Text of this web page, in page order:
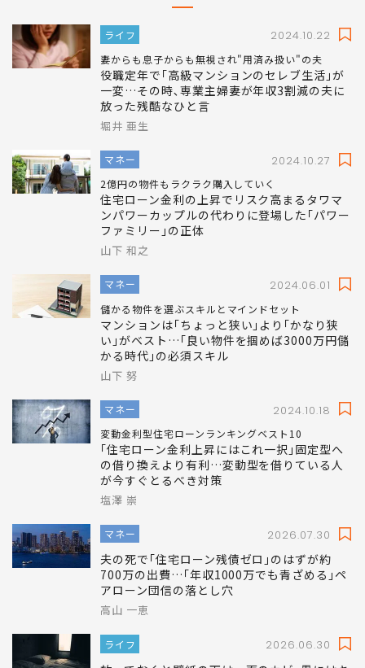
ライフ 2024.10.22
妻からも息子からも無視され"用済み扱い"の夫
役職定年で｢高級マンションのセレブ生活｣が
一変…その時､専業主婦妻が年収3割減の夫に
放った残酷なひと言
堀井 亜生
マネー 2024.10.27
2億円の物件もラクラク購入していく
住宅ローン金利の上昇でリスク高まるタワマ
ンパワーカップルの代わりに登場した｢パワー
ファミリー｣の正体
山下 和之
マネー 2024.06.01
儲かる物件を選ぶスキルとマインドセット
マンションは｢ちょっと狭い｣より｢かなり狭
い｣がベスト…｢良い物件を掴めば3000万円儲
かる時代｣の必須スキル
山下 努
マネー 2024.10.18
変動金利型住宅ローンランキングベスト10
｢住宅ローン金利上昇にはこれ一択｣固定型へ
の借り換えより有利…変動型を借りている人
が今すぐとるべき対策
塩澤 崇
マネー 2026.07.30
夫の死で｢住宅ローン残債ゼロ｣のはずが約
700万の出費…｢年収1000万でも青ざめる｣ペ
アローン団信の落とし穴
高山 一恵
ライフ 2026.06.30